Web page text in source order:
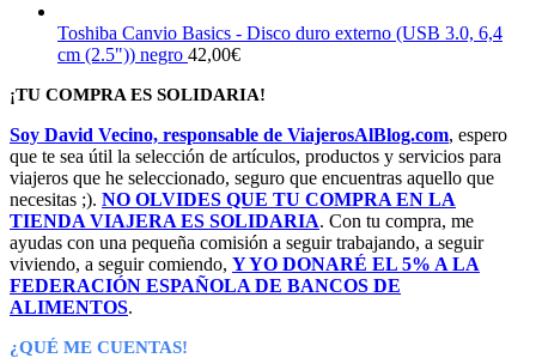
Toshiba Canvio Basics - Disco duro externo (USB 3.0, 6,4
cm (2.5")) negro 42,00€
¡TU COMPRA ES SOLIDARIA!
Soy David Vecino, responsable de ViajerosAlBlog.com, espero
que te sea útil la selección de artículos, productos y servicios para
viajeros que he seleccionado, seguro que encuentras aquello que
necesitas ;). NO OLVIDES QUE TU COMPRA EN LA
TIENDA VIAJERA ES SOLIDARIA. Con tu compra, me
ayudas con una pequeña comisión a seguir trabajando, a seguir
viviendo, a seguir comiendo, Y YO DONARÉ EL 5% A LA
FEDERACIÓN ESPAÑOLA DE BANCOS DE
ALIMENTOS.
¿QUÉ ME CUENTAS!